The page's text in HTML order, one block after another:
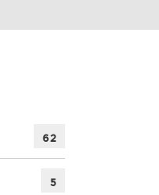
62
5